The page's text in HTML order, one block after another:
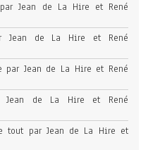
Jean de La Hire et René
Jean de La Hire et René
par Jean de La Hire et René
de La Hire et René
tout par Jean de La Hire et